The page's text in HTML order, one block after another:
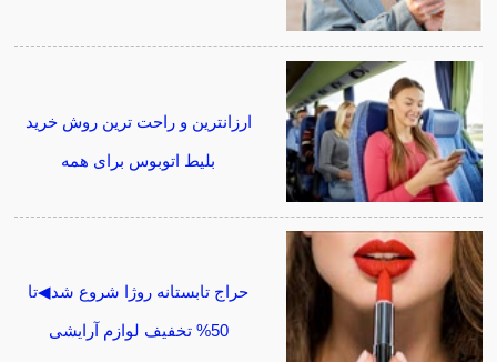
ارزانترین و راحت ترین روش خرید
بلیط اتوبوس برای همه
حراج تابستانه روژا شروع شد◀تا
50% تخفیف لوازم آرایشی